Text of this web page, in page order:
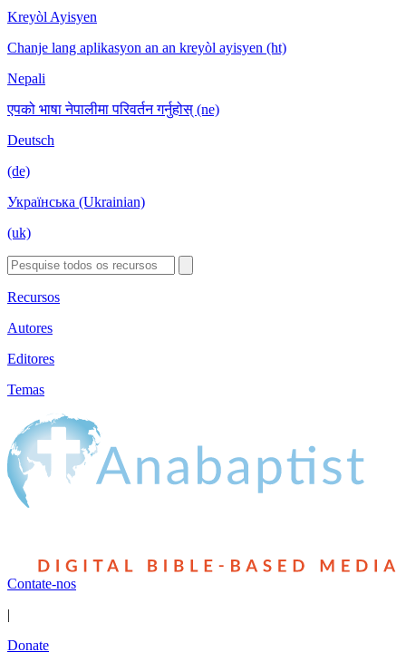
Kreyòl Ayisyen
Chanje lang aplikasyon an an kreyòl ayisyen (ht)
Nepali
एपको भाषा नेपालीमा परिवर्तन गर्नुहोस् (ne)
Deutsch
(de)
Українська (Ukrainian)
(uk)
Recursos
Autores
Editores
Temas
Contate-nos
|
Donate